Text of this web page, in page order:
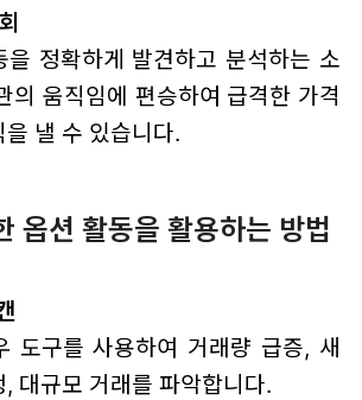
을 정확하게 발견하고 분석하는 소
의 움직임에 편승하여 급격한 가격
낼 수 있습니다.
옵션 활동을 활용하는 방법
도구를 사용하여 거래량 급증, 새
대규모 거래를 파악합니다.